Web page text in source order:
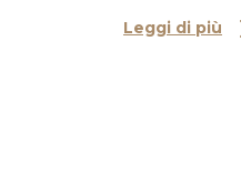
Leggi di più